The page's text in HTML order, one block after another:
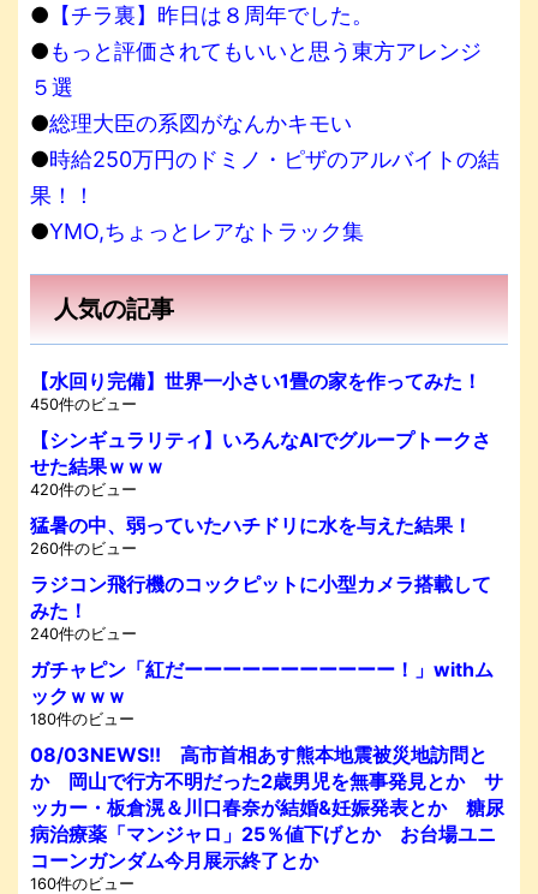
● 【チラ裏】昨日は８周年でした。
●もっと評価されてもいいと思う東方アレンジ
５選
●総理大臣の系図がなんかキモい
●時給250万円のドミノ・ピザのアルバイトの結
果！！
●YMO,ちょっとレアなトラック集
人気の記事
【水回り完備】世界一小さい1畳の家を作ってみた！
450件のビュー
【シンギュラリティ】いろんなAIでグループトークさ
せた結果ｗｗｗ
420件のビュー
猛暑の中、弱っていたハチドリに水を与えた結果！
260件のビュー
ラジコン飛行機のコックピットに小型カメラ搭載して
みた！
240件のビュー
ガチャピン「紅だーーーーーーーーーーー！」withム
ックｗｗｗ
180件のビュー
08/03NEWS!! 高市首相あす熊本地震被災地訪問と
か 岡山で行方不明だった2歳男児を無事発見とか サ
ッカー・板倉滉＆川口春奈が結婚&妊娠発表とか 糖尿
病治療薬「マンジャロ」25％値下げとか お台場ユニ
コーンガンダム今月展示終了とか
160件のビュー